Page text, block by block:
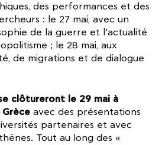
des performances et des
: le 27 mai, avec un
de la guerre et l’actualité
; le 28 mai, aux
de migrations et de dialogue
clôtureront le 29 mai à
avec des présentations
partenaires et avec
Tout au long des «